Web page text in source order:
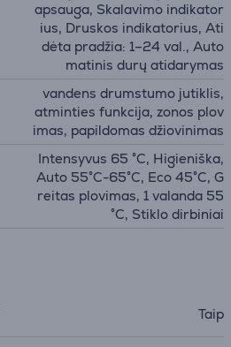
apsauga, Skalavimo indikator
ius, Druskos indikatorius, Ati
dėta pradžia: 1–24 val., Auto
matinis durų atidarymas
vandens drumstumo jutiklis,
atminties funkcija, zonos plov
imas, papildomas džiovinimas
Intensyvus 65 °C, Higieniška,
Auto 55°C-65°C, Eco 45°C, G
reitas plovimas, 1 valanda 55
°C, Stiklo dirbiniai
Taip